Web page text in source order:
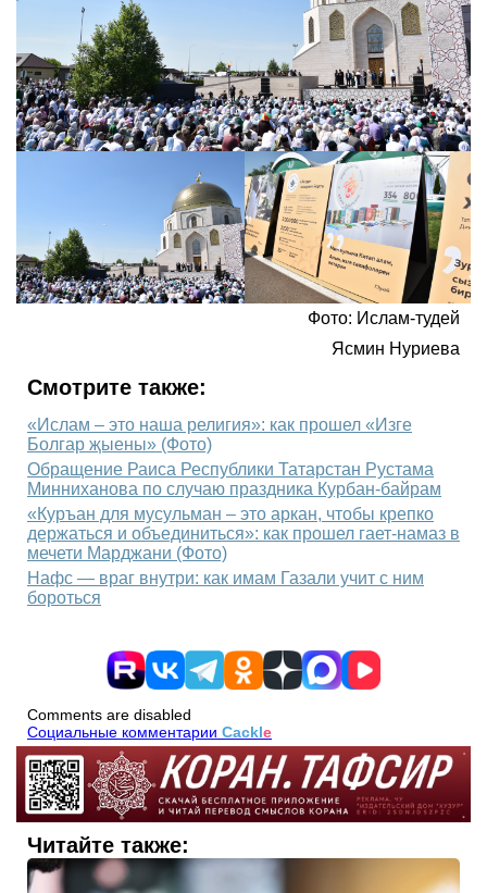
Фото: Ислам-тудей
Ясмин Нуриева
Смотрите также:
«Ислам – это наша религия»: как прошел «Изге
Болгар җыены» (Фото)
Обращение Раиса Республики Татарстан Рустама
Минниханова по случаю праздника Курбан-байрам
«Куръан для мусульман – это аркан, чтобы крепко
держаться и объединиться»: как прошел гает-намаз в
мечети Марджани (Фото)
Нафс — враг внутри: как имам Газали учит с ним
бороться
Comments are disabled
Социальные комментарии Cackle
Читайте также: